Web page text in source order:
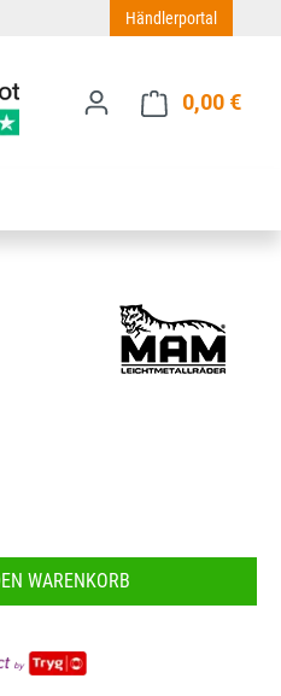
Händlerportal
0,00 €
Wert ein oder
WARENKORB